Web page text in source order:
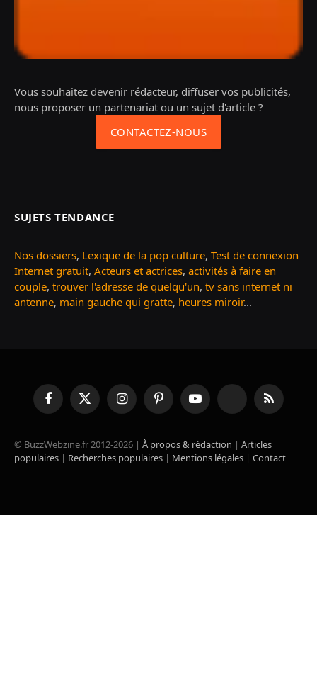
Vous souhaitez devenir rédacteur, diffuser vos publicités,
nous proposer un partenariat ou un sujet d'article ?
CONTACTEZ-NOUS
SUJETS TENDANCE
Nos dossiers, Lexique de la pop culture, Test de connexion
Internet gratuit, Acteurs et actrices, activités à faire en
couple, trouver l'adresse de quelqu'un, tv sans internet ni
antenne, main gauche qui gratte, heures miroir...
FacebookX
(Twitter)
InstagramPinterestYouTube TikTok RSS
© BuzzWebzine.fr 2012-2026 | À propos & rédaction | Articles
populaires | Recherches populaires | Mentions légales | Contact